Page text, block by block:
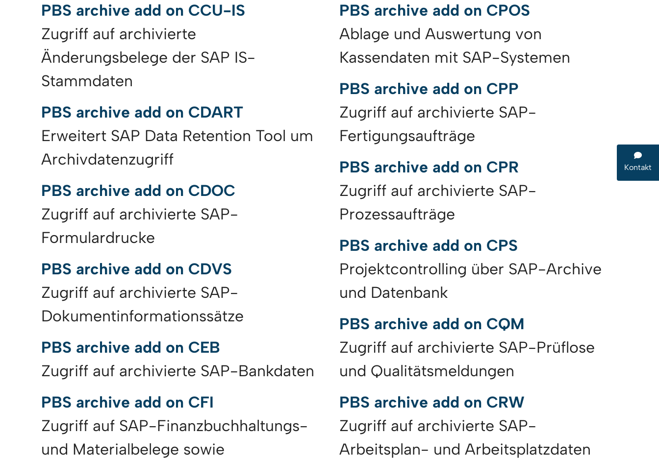
PBS archive add on CCU-IS
Zugriff auf archivierte
Änderungsbelege der SAP IS-
Stammdaten
PBS archive add on CDART
Erweitert SAP Data Retention Tool um
Archivdatenzugriff
PBS archive add on CDOC
Zugriff auf archivierte SAP-
Formulardrucke
PBS archive add on CDVS
Zugriff auf archivierte SAP-
Dokumentinformationssätze
PBS archive add on CEB
Zugriff auf archivierte SAP-Bankdaten
PBS archive add on CFI
Zugriff auf SAP-Finanzbuchhaltungs-
und Materialbelege sowie
PBS archive add on CPOS
Ablage und Auswertung von
Kassendaten mit SAP-Systemen
PBS archive add on CPP
Zugriff auf archivierte SAP-
Fertigungsaufträge
PBS archive add on CPR
Zugriff auf archivierte SAP-
Prozessaufträge
PBS archive add on CPS
Projektcontrolling über SAP-Archive
und Datenbank
PBS archive add on CQM
Zugriff auf archivierte SAP-Prüflose
und Qualitätsmeldungen
PBS archive add on CRW
Zugriff auf archivierte SAP-
Arbeitsplan- und Arbeitsplatzdaten
Kontakt